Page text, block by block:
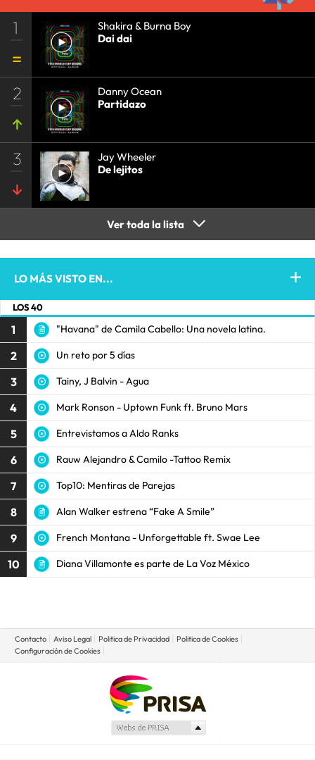
1
Shakira & Burna Boy
Dai dai
2
Danny Ocean
Partidazo
3
Jay Wheeler
De lejitos
Ver toda la lista
LO MÁS VISTO EN...
LOS 40
1 "Havana" de Camila Cabello: Una novela latina.
2 Un reto por 5 días
3 Tainy, J Balvin - Agua
4 Mark Ronson - Uptown Funk ft. Bruno Mars
5 Entrevistamos a Aldo Ranks
6 Rauw Alejandro & Camilo -Tattoo Remix
7 Top10: Mentiras de Parejas
8 Alan Walker estrena “Fake A Smile”
9 French Montana - Unforgettable ft. Swae Lee
10 Diana Villamonte es parte de La Voz México
Contacto Aviso Legal Politica de Privacidad
Politica de Cookies
Configuración de Cookies